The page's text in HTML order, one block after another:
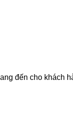
đến cho khách